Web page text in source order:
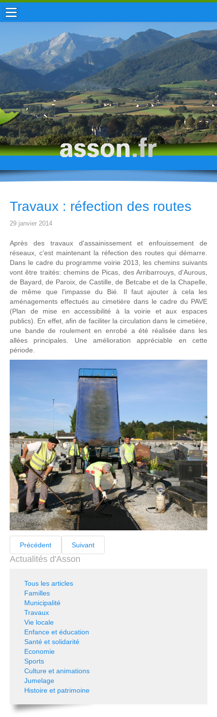
ACCUEIL / INFOS
MUNICIPALITÉ
VIE LOCALE
ENFANCE
TOURISME
HISTOIRE
Travaux : réfection des routes
29 janvier 2014
Après des travaux d'assainissement et enfouissement de
réseaux, c'est maintenant la réfection des routes qui démarre.
Dans le cadre du programme voirie 2013, les chemins suivants
vont être traités: chemins de Picas, des Arribarrouys, d'Aurous,
de Bayard, de Paroix, de Castille, de Betcabe et de la Chapelle,
de même que l'impasse du Bié. Il faut ajouter à cela les
aménagements effectués au cimetière dans le cadre du PAVE
(Plan de mise en accessibilité à la voirie et aux espaces
publics). En effet, afin de faciliter la circulation dans le cimetière,
une bande de roulement en enrobé a été réalisée dans les
allées principales. Une amélioration appréciable en cette
période.
Précédent Suivant
Actualités d'Asson
Tous les articles
Familles
Municipalité
Travaux
Vie locale
Enfance et éducation
Santé et solidarité
Economie
Sports
Culture et animations
Jumelage
Histoire et patrimoine